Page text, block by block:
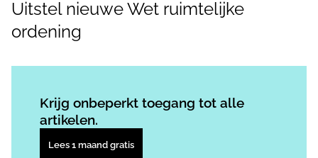
Uitstel nieuwe Wet ruimtelijke
ordening
Krijg onbeperkt toegang tot alle
artikelen.
Lees 1 maand gratis